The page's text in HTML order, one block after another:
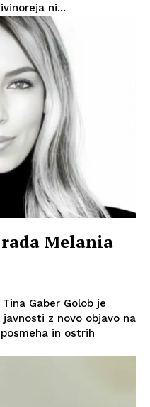
ni...
Melania
Gaber Golob je
z novo objavo na
in ostrih